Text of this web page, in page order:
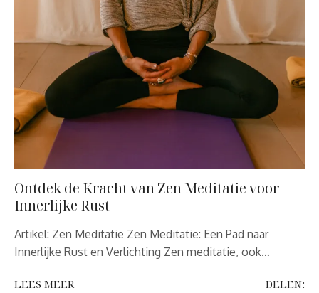
Ontdek de Kracht van Zen Meditatie voor
Innerlijke Rust
Artikel: Zen Meditatie Zen Meditatie: Een Pad naar
Innerlijke Rust en Verlichting Zen meditatie, ook…
LEES MEER DELEN: